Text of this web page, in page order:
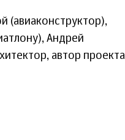
(авиаконструктор),
Андрей
автор проекта